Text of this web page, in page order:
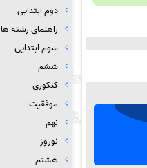
دوم ابتدایی
راهنمای رشته ها
سوم ابتدایی
ششم
کنکوری
موفقیت
نهم
نوروز
هشتم